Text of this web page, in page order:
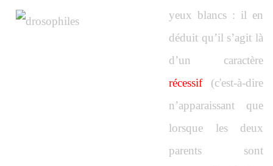
yeux blancs : il en
déduit qu’il s’agit là
d’un caractère
récessif(c'est-à-dire
n’apparaissant que
lorsque les deux
parents sont